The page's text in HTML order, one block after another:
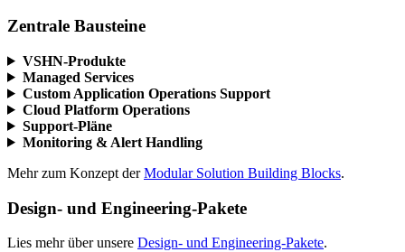
Zentrale Bausteine
VSHN-Produkte
Managed Services
Custom Application Operations Support
Cloud Platform Operations
Support-Pläne
Monitoring & Alert Handling
Mehr zum Konzept derModular Solution Building Blocks.
Design- und Engineering-Pakete
Lies mehr über unsere Design- und Engineering-Pakete.